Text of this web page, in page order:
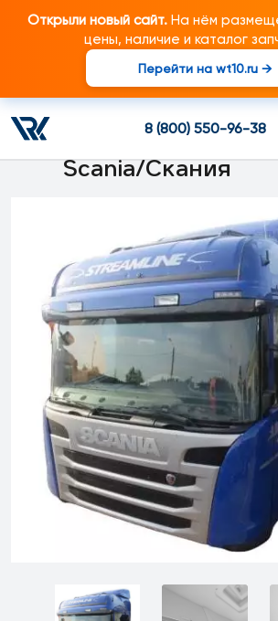
Открыли новый сайт.На нём
цены, наличие и каталог
Перейти на wt10.ru →
8 (800) 550-96-38
2301687 Кабина
(синяя 1140 mm)
для грузовиков
Scania/Скания